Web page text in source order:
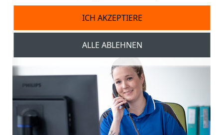
ALLE ABLEHNEN
ICH AKZEPTIERE